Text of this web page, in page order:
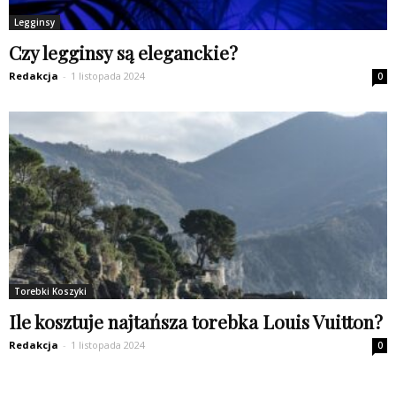
Legginsy
Czy legginsy są eleganckie?
Redakcja - 1 listopada 2024 0
Torebki Koszyki
Ile kosztuje najtańsza torebka Louis Vuitton?
Redakcja - 1 listopada 2024 0